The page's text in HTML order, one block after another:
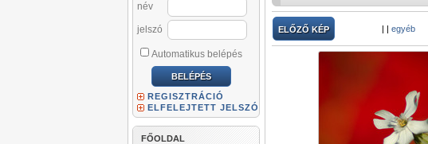
név
jelszó
Automatikus belépés
REGISZTRÁCIÓ
ELFELEJTETT JELSZÓ
FŐOLDAL
ELŐZŐ KÉP | | egyéb